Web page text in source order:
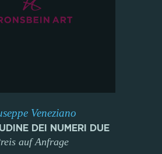
Veneziano
DEI NUMERI DUE
auf Anfrage